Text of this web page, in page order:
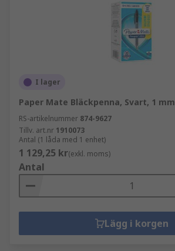
I lager
Paper Mate Bläckpenna, Svart, 1 mm
RS-artikelnummer 874-9627
Tillv. art.nr 1910073
Antal (1 låda med 1 enhet)
1 129,25 kr(exkl. moms)
Antal
Lägg i korgen